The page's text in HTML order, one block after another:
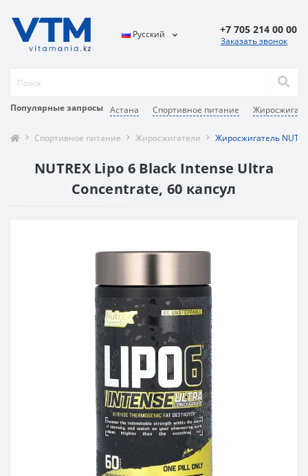
Популярные запросы Астана Спортивное питание
Русский +7 705 214 00 00
Заказать звонок
Спортивное питание Жиросжигатели Жиросжигатель
NUTREX Lipo 6 Black Intense Ultra
Concentrate, 60 капсул